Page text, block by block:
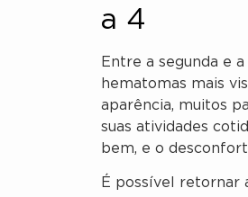
a 4
Entre a segunda e
hematomas mais
aparência, muitos
suas atividades
bem, e o
É possível retornar